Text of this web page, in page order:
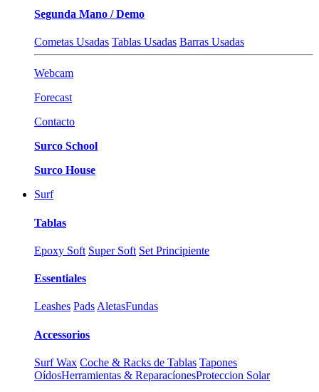
Segunda Mano / Demo
Cometas Usadas Tablas Usadas Barras Usadas
Webcam
Forecast
Contacto
Surco School
Surco House
Surf
Tablas
Epoxy Soft Super Soft Set Principiente
Essentiales
Leashes Pads AletasFundas
Accessorios
Surf Wax Coche & Racks de Tablas Tapones
OídosHerramientas & ReparacíonesProteccion Solar